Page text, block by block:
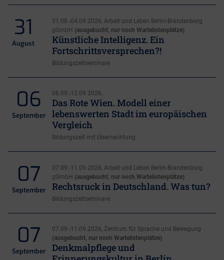
31
August
31.08.-04.09.2026, Arbeit und Leben Berlin-Brandenburg
gGmbH (ausgebucht, nur noch Wartelistenplätze)
Künstliche Intelligenz. Ein
Fortschrittsversprechen?!
Bildungszeitseminare
06
September
06.09.-12.09.2026,
Das Rote Wien. Modell einer
lebenswerten Stadt im europäischen
Vergleich
Bildungszeit mit Übernachtung
07
September
07.09.-11.09.2026, Arbeit und Leben Berlin-Brandenburg
gGmbH (ausgebucht, nur noch Wartelistenplätze)
Rechtsruck in Deutschland. Was tun?
Bildungszeitseminare
07
September
07.09.-11.09.2026, Zentrum für Sprache und Bewegung
(ausgebucht, nur noch Wartelistenplätze)
Denkmalpflege und